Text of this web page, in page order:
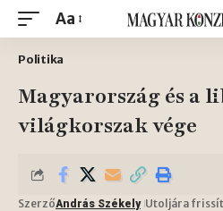
Aa
Politika
Magyarország és a
világkorszak vége
SzerzőAndrás Székely Utoljára